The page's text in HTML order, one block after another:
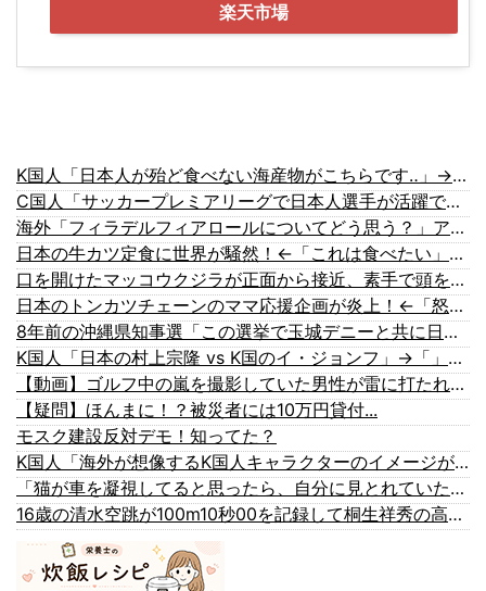
楽天市場
K国人「日本人が殆ど食べない海産物がこちらです‥」→「島国の日本人がどうして食べない？」
C国人「サッカープレミアリーグで日本人選手が活躍できる理由」 C国人「日本人は判断力が最高レベル」「体の使い方が重要」
海外「フィラデルフィアロールについてどう思う？」アメリカ発祥の寿司ロールに対する反応がこちら【海外の反応】
日本の牛カツ定食に世界が騒然！←「これは食べたい」（海外の反応）
口を開けたマッコウクジラが正面から接近、素手で頭を押し返すダイバー「まだ子どもで、変な魚が何なのか確かめてるだけ」【海外の反応】
日本のトンカツチェーンのママ応援企画が炎上！←「怒る理由が欲しいだけ」（海外の反応）
8年前の沖縄県知事選「この選挙で玉城デニーと共に日本政府からアメリカから沖縄を取り戻す」
K国人「日本の村上宗隆 vs K国のイ・ジョンフ」→「」【MLB】
【動画】ゴルフ中の嵐を撮影していた男性が雷に打たれる事故。
【疑問】ほんまに！？被災者には10万円貸付...
モスク建設反対デモ！知ってた？
K国人「海外が想像するK国人キャラクターのイメージがこちら・・・」
「猫が車を凝視してると思ったら、自分に見とれていた…」（動画）
16歳の清水空跳が100m10秒00を記録して桐生祥秀の高校記録を更新、海外陸上競技ファンも大衝撃（海外の反応）